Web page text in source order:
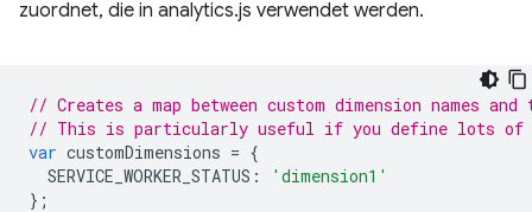
zuordnet, die in analytics.js verwendet werden.
// Creates a map between custom dimension names
// This is particularly useful if you define lots of
var customDimensions = {
SERVICE_WORKER_STATUS :
'dimension1'
};